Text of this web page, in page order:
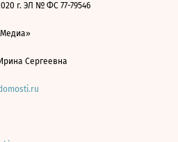
г. ЭЛ № ФС 77-79546
Медиа»
Сергеевна